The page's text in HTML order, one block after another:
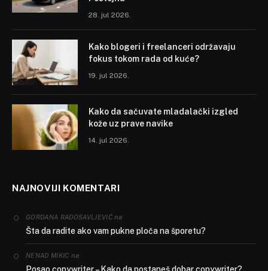
28. jul 2026.
Kako blogeri i freelanceri održavaju
fokus tokom rada od kuće?
19. jul 2026.
Kako da sačuvate mladalački izgled
kože uz prave navike
14. jul 2026.
NAJNOVIJI KOMENTARI
GORDANA RADOSAVLJEVIĆna
Šta da radite ako vam pukne ploča na šporetu?
NENAD MIKIC na